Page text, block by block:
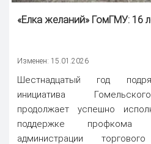
«Елка желаний» ГомГМУ: 16
Изменен: 15.01.2026
Шестнадцатый год
инициатива
продолжает успешно
поддержке профкома
администрации